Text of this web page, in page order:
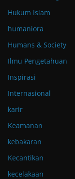
Hukum Islam
humaniora
Humans & Society
Ilmu Pengetahuan
Inspirasi
Internasional
karir
Keamanan
kebakaran
Kecantikan
kecelakaan